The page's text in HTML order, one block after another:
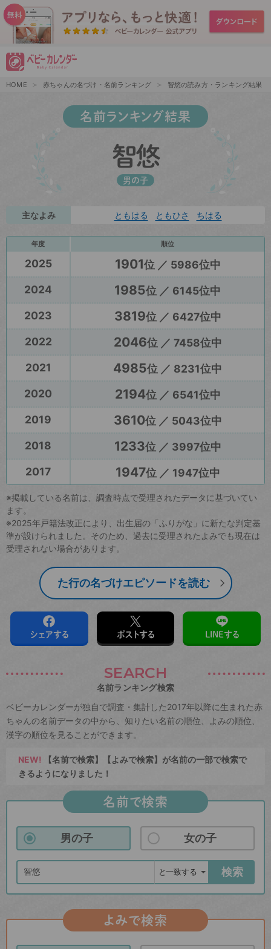
HOME 赤ちゃんの名づけ・名前ランキング 智悠の読み方・ランキング結果
名前ランキング結果
智悠
男の子
主なよみ ともはる ともひさ ちはる
年度 順位
2025 1901位 ／ 5986位中
2024
1985位 ／ 6145位中
2023
3819位 ／ 6427位中
2022
2046位 ／ 7458位中
2021
4985位 ／ 8231位中
2020
2194位 ／ 6541位中
2019
3610位 ／ 5043位中
2018
1233位 ／ 3997位中
2017
1947位 ／ 1947位中
※掲載している名前は、調査時点で受理されたデータに基づいてい
ます。
※2025年戸籍法改正により、出生届の「ふりがな」に新たな判定基
準が設けられました。そのため、過去に受理されたよみでも現在は
受理されない場合があります。
た行の名づけエピソードを読む
シェアする ポストする LINEする
SEARCH
名前ランキング検索
ベビーカレンダーが独自で調査・集計した2017年以降に生まれた赤
ちゃんの名前データの中から、知りたい名前の順位、よみの順位、
漢字の順位を見ることができます。
NEW! 【名前で検索】【よみで検索】が名前の一部で検索で
きるようになりました！
名前で検索
男の子 女の子
検索
よみで検索